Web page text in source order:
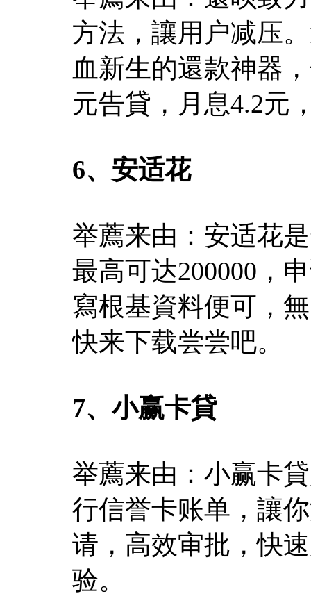
方法，讓用户减压
血新生的還款神器
元告貸，月息4.2元
6、安适花
举薦来由：安适花
最高可达200000，
寫根基資料便可，
快来下载尝尝吧。
7、小赢卡貸
举薦来由：小赢卡
行信誉卡账单，讓
请，高效审批，快
验。